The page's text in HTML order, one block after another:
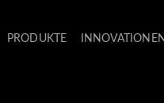
PRODUKTE